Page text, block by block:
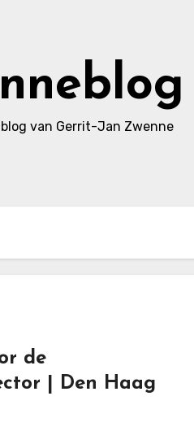
van Gerrit-Jan Zwenne
de
| Den Haag